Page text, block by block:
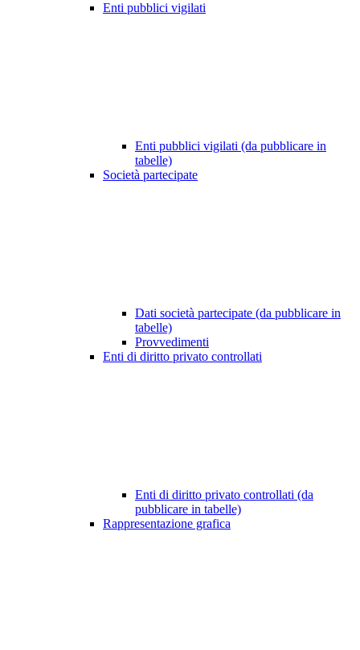
Enti pubblici vigilati
Enti pubblici vigilati (da pubblicare in
tabelle)
Società partecipate
Dati società partecipate (da pubblicare in
tabelle)
Provvedimenti
Enti di diritto privato controllati
Enti di diritto privato controllati (da
pubblicare in tabelle)
Rappresentazione grafica